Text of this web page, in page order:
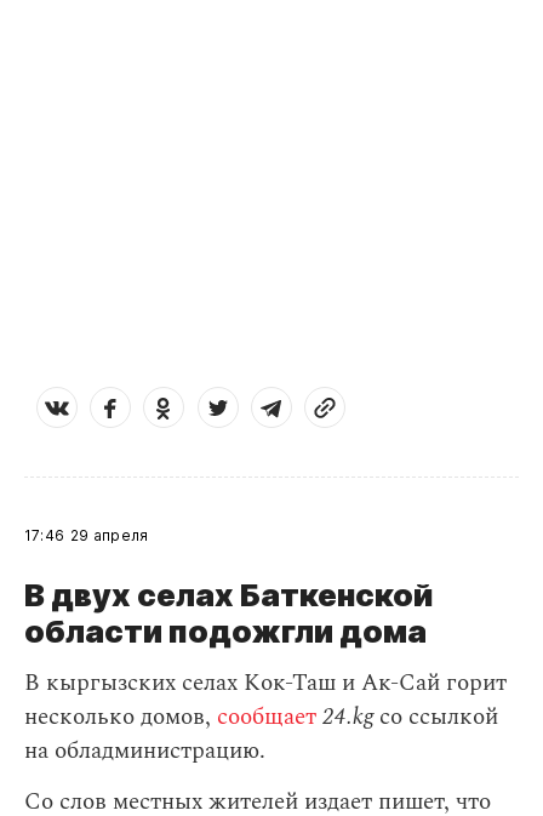
17:46 29 апреля
В двух селах Баткенской
области подожгли дома
В кыргызских селах Кок-Таш и Ак-Сай горит
несколько домов, сообщает24.kgсо ссылкой
на обладминистрацию.
Со слов местных жителей издает пишет, что